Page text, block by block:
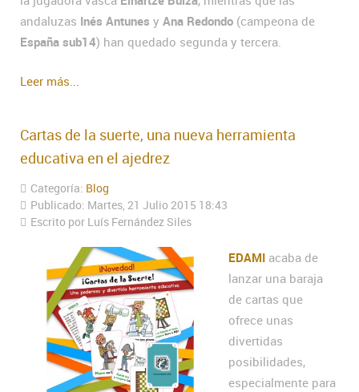
andaluzas Inés Antunes y Ana Redondo (campeona de
España sub14) han quedado segunda y tercera.
Leer más...
Cartas de la suerte, una nueva herramienta
educativa en el ajedrez
Categoría: Blog
Publicado: Martes, 21 Julio 2015 18:43
Escrito por Luís Fernández Siles
EDAMI acaba de
lanzar una baraja
de cartas que
ofrece unas
divertidas
posibilidades,
especialmente para